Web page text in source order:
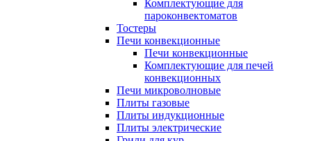
Комплектующие для
пароконвектоматов
Тостеры
Печи конвекционные
Печи конвекционные
Комплектующие для печей
конвекционных
Печи микроволновые
Плиты газовые
Плиты индукционные
Плиты электрические